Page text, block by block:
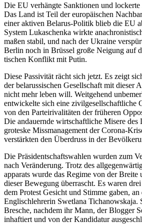
Die EU verhängte Sanktionen und lockerte
Das Land ist Teil der europäi­schen
einer aktiven Belarus-Politik blieb die EU
System Lukaschenka wirkte
maßen stabil, und nach der Ukraine
Berlin noch in Brüssel große Neigung auf
ti­schen Konflikt mit Putin.
Diese Passi­vität rächt sich jetzt. Es zeigt
der belarus­si­schen Gesell­schaft mit dieser
nicht mehr leben will. Weitgehend
entwi­ckelte sich eine zivil­ge­sell­schaft­liche
von den Partei­ri­va­li­täten der früheren
Die andau­ernde wirtschaft­liche Misere des
groteske Missma­nagement der Corona-
verstärkten den Überdruss in der
Die Präsi­dent­schafts­wahlen wurden zum
nach Verän­derung. Trotz des
ap­parats wurde das Regime von der Breite
dieser Bewegung überrascht. Es waren
dem Protest Gesicht und Stimme gaben,
Englisch­leh­rerin Swetlana Tichanowskaja.
Bresche, nachdem ihr Mann, der Blogger
inhaf­tiert und von der Kandi­datur